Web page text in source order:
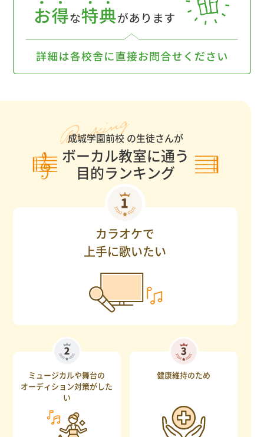
成城学園前校 の生徒さんが
ボーカル教室に通う
目的ランキング
カラオケで
上手に歌いたい
ミュージカルや舞台の
オーディション対策がした
い
健康維持のため